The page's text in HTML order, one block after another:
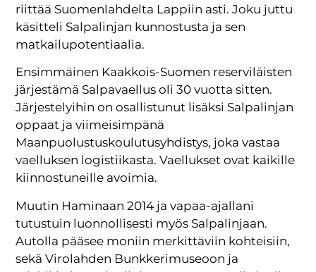
riittää Suomenlahdelta Lappiin asti. Joku juttu
käsitteli Salpalinjan kunnostusta ja sen
matkailupotentiaalia.
Ensimmäinen Kaakkois-Suomen reserviläisten
järjestämä Salpavaellus oli 30 vuotta sitten.
Järjestelyihin on osallistunut lisäksi Salpalinjan
oppaat ja viimeisimpänä
Maanpuolustuskoulutusyhdistys, joka vastaa
vaelluksen logistiikasta. Vaellukset ovat kaikille
kiinnostuneille avoimia.
Muutin Haminaan 2014 ja vapaa-ajallani
tutustuin luonnollisesti myös Salpalinjaan.
Autolla pääsee moniin merkittäviin kohteisiin,
sekä Virolahden Bunkkerimuseoon ja